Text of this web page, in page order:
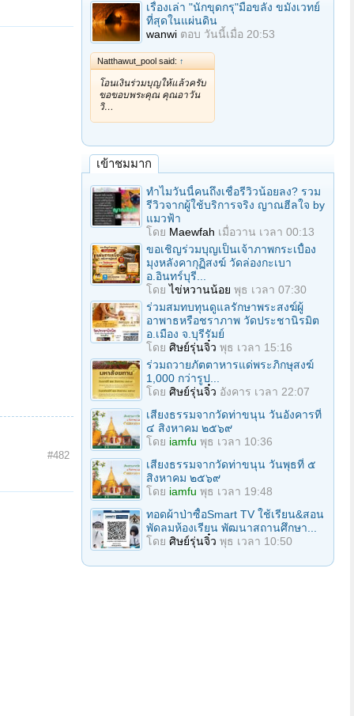
#482
เรื่องเล่า "นักขุดกรุ"มือขลัง ขมังเวทย์
ที่สุดในแผ่นดิน
wanwi ตอบ วันนี้เมื่อ 20:53
Natthawut_pool said: ↑
โอนเงินร่วมบุญให้แล้วครับ
ขอขอบพระคุณ คุณอาวัน
วิ…
เข้าชมมาก
ทำไมวันนี้คนถึงเชื่อรีวิวน้อยลง? รวม
รีวิวจากผู้ใช้บริการจริง ญาณฮีลใจ by
แมวฟ้า
โดย Maewfah เมื่อวาน เวลา 00:13
ขอเชิญร่วมบุญเป็นเจ้าภาพกระเบื้อง
มุงหลังคากุฏิสงฆ์ วัดล่องกะเบา
อ.อินทร์บุรี...
โดยไข่หวานน้อย พุธ เวลา 07:30
ร่วมสมทบทุนดูแลรักษาพระสงฆ์ผู้
อาพาธหรือชราภาพ วัดประชานิรมิต
อ.เมือง จ.บุรีรัมย์
โดย ศิษย์รุ่นจิ๋ว พุธ เวลา 15:16
ร่วมถวายภัตตาหารแด่พระภิกษุสงฆ์
1,000 กว่ารูป...
โดย ศิษย์รุ่นจิ๋ว อังคาร เวลา 22:07
เสียงธรรมจากวัดท่าขนุน วันอังคารที่
๔ สิงหาคม ๒๕๖๙
โดย iamfu พุธ เวลา 10:36
เสียงธรรมจากวัดท่าขนุน วันพุธที่ ๕
สิงหาคม ๒๕๖๙
โดย iamfu พุธ เวลา 19:48
ทอดผ้าป่าซื้อSmart TV ใช้เรียน&สอน
พัดลมห้องเรียน พัฒนาสถานศึกษา...
โดย ศิษย์รุ่นจิ๋ว พุธ เวลา 10:50